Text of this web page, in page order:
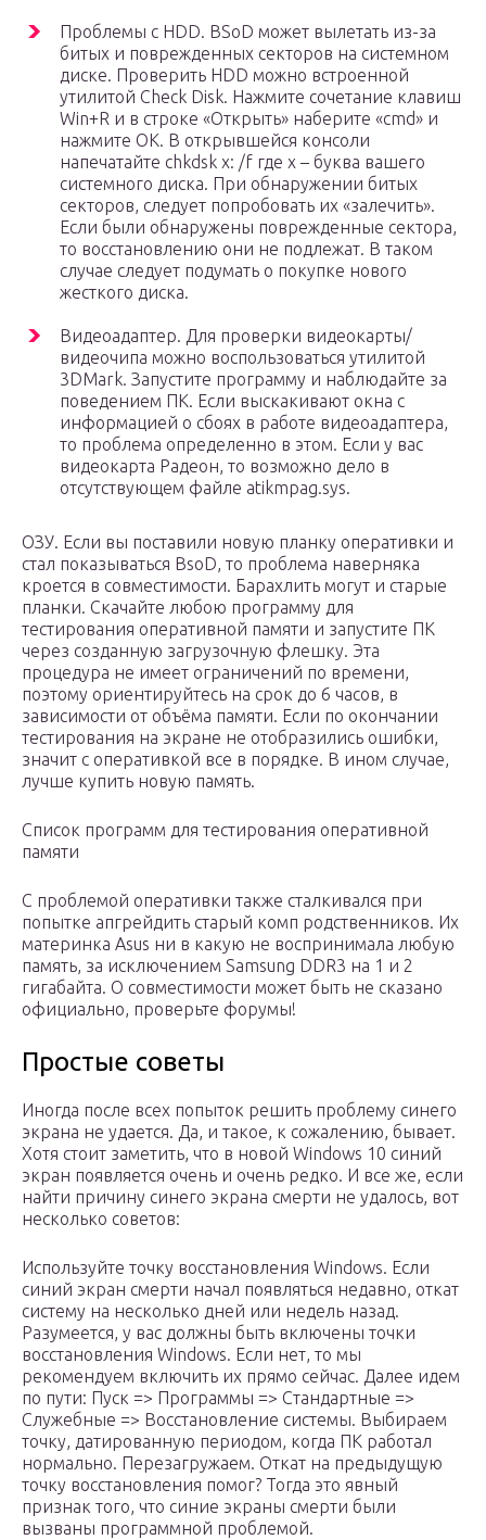
Проблемы с HDD. BSoD может вылетать из-за
битых и поврежденных секторов на системном
диске. Проверить HDD можно встроенной
утилитой Check Disk. Нажмите сочетание клавиш
Win+R и в строке «Открыть» наберите «cmd» и
нажмите ОК. В открывшейся консоли
напечатайте chkdsk x: /f где x – буква вашего
системного диска. При обнаружении битых
секторов, следует попробовать их «залечить».
Если были обнаружены поврежденные сектора,
то восстановлению они не подлежат. В таком
случае следует подумать о покупке нового
жесткого диска.
Видеоадаптер. Для проверки видеокарты/
видеочипа можно воспользоваться утилитой
3DMark. Запустите программу и наблюдайте за
поведением ПК. Если выскакивают окна с
информацией о сбоях в работе видеоадаптера,
то проблема определенно в этом. Если у вас
видеокарта Радеон, то возможно дело в
отсутствующем файле atikmpag.sys.
ОЗУ. Если вы поставили новую планку оперативки и
стал показываться BsoD, то проблема наверняка
кроется в совместимости. Барахлить могут и старые
планки. Скачайте любою программу для
тестирования оперативной памяти и запустите ПК
через созданную загрузочную флешку. Эта
процедура не имеет ограничений по времени,
поэтому ориентируйтесь на срок до 6 часов, в
зависимости от объёма памяти. Если по окончании
тестирования на экране не отобразились ошибки,
значит с оперативкой все в порядке. В ином случае,
лучше купить новую память.
Список программ для тестирования оперативной
памяти
С проблемой оперативки также сталкивался при
попытке апгрейдить старый комп родственников. Их
материнка Asus ни в какую не воспринимала любую
память, за исключением Samsung DDR3 на 1 и 2
гигабайта. О совместимости может быть не сказано
официально, проверьте форумы!
Простые советы
Иногда после всех попыток решить проблему синего
экрана не удается. Да, и такое, к сожалению, бывает.
Хотя стоит заметить, что в новой Windows 10 синий
экран появляется очень и очень редко. И все же, если
найти причину синего экрана смерти не удалось, вот
несколько советов:
Используйте точку восстановления Windows. Если
синий экран смерти начал появляться недавно, откат
систему на несколько дней или недель назад.
Разумеется, у вас должны быть включены точки
восстановления Windows. Если нет, то мы
рекомендуем включить их прямо сейчас. Далее идем
по пути: Пуск => Программы => Стандартные =>
Служебные => Восстановление системы. Выбираем
точку, датированную периодом, когда ПК работал
нормально. Перезагружаем. Откат на предыдущую
точку восстановления помог? Тогда это явный
признак того, что синие экраны смерти были
вызваны программной проблемой.